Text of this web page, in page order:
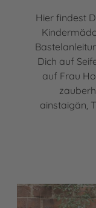
Hier findest
Dich auf
auf Frau
ainstaigän,